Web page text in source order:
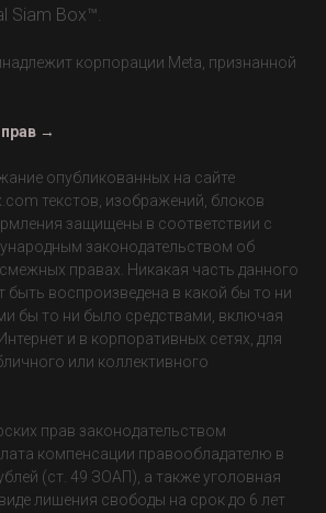
Siam Box™.
корпорации Meta, признанной
→
опубликованных на сайте
текстов, изображений, блоков
защищены в соответствии с
законодательством об
правах. Никакая часть данного
быть воспроизведена в какой бы то ни
бы то ни было средствами, включая
и в корпоративных сетях, для
или коллективного
прав законодательством
компенсации правообладателю в
(ст. 49 ЗОАП), а также уголовная
лишения свободы на срок до 6 лет